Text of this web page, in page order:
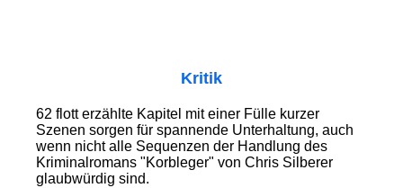
Kritik
62 flott erzählte Kapitel mit einer Fülle kurzer
Szenen sorgen für spannende Unterhaltung, auch
wenn nicht alle Sequenzen der Handlung des
Kriminalromans "Korbleger" von Chris Silberer
glaubwürdig sind.